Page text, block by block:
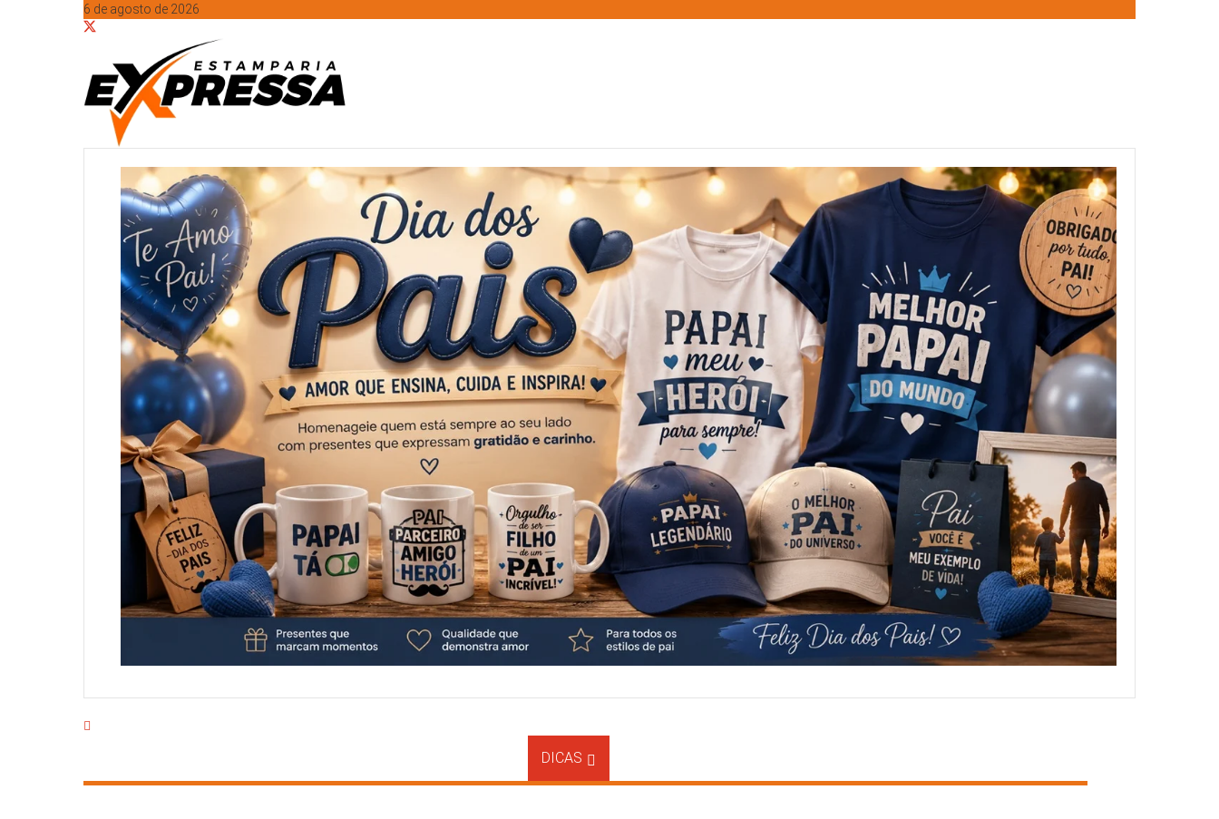
6 de agosto de 2026
DICAS